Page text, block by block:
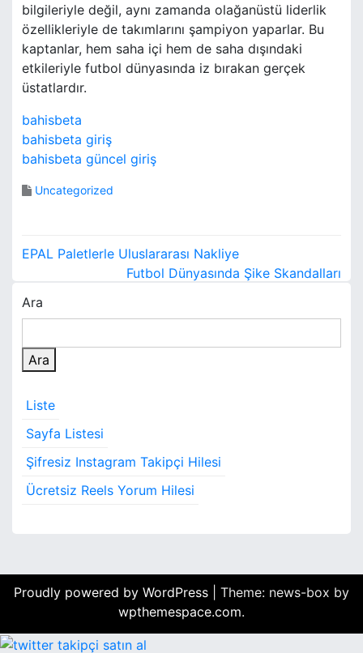
bilgileriyle değil, aynı zamanda olağanüstü liderlik
özellikleriyle de takımlarını şampiyon yaparlar. Bu
kaptanlar, hem saha içi hem de saha dışındaki
etkileriyle futbol dünyasında iz bırakan gerçek
üstatlardır.
bahisbeta
bahisbeta giriş
bahisbeta güncel giriş
Uncategorized
Y
z
ı
g
e
z
i
n
s
EPAL Paletlerle Uluslararası Nakliye
Futbol Dünyasında Şike Skandalları
Ara
Ara
Liste
Sayfa Listesi
Şifresiz Instagram Takipçi Hilesi
Ücretsiz Reels Yorum Hilesi
Proudly powered by WordPress
Theme: news-box by
wpthemespace.com.